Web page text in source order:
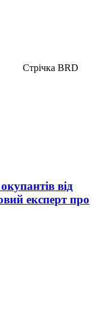
Стрічка BRD
від
експерт про